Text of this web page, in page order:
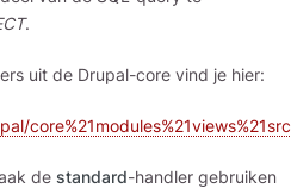
.
uit de Drupal-core vind je hier:
de standard-handler gebruiken